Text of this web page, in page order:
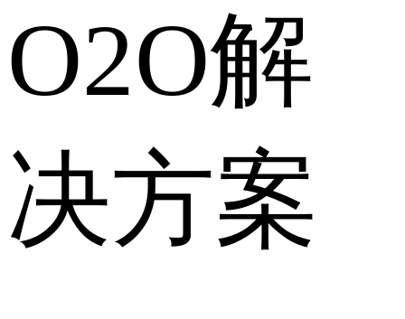
O2O解
决方案